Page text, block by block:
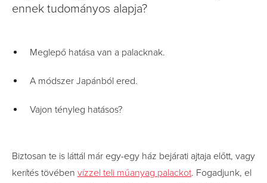
ennek tudományos alapja?
Meglepő hatása van a palacknak.
A módszer Japánból ered.
Vajon tényleg hatásos?
Biztosan te is láttál már egy-egy ház bejárati ajtaja előtt, vagy
kerítés tövében vízzel teli műanyag palackot. Fogadjunk, el